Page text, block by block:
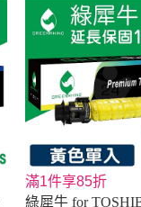
滿1件享85折
綠犀牛 for